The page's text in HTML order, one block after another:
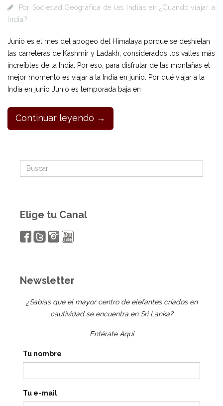
Por Sociedad Geográfica de las Indias en¿Cuándo viajar a
India?
Junio es el mes del apogeo del Himalaya porque se deshielan
las carreteras de Kashmir y Ladakh, considerados los valles más
increíbles de la India. Por eso, para disfrutar de las montañas el
mejor momento es viajar a la India en junio. Por qué viajar a la
India en junio Junio es temporada baja en
Continuar leyendo →
Elige tu Canal
Newsletter
¿Sabías que el mayor centro de elefantes criados en
cautividad se encuentra en Sri Lanka?
Entérate Aquí
Tu nombre
Tu e-mail